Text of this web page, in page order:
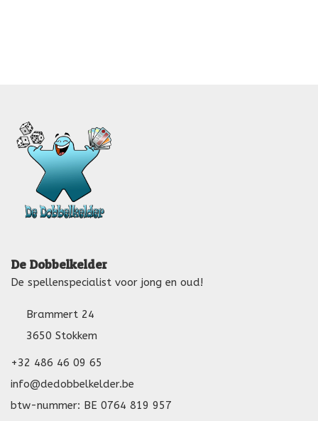
De Dobbelkelder
De spellenspecialist voor jong en oud!
Brammert 24
3650 Stokkem
+32 486 46 09 65
info@dedobbelkelder.be
btw-nummer: BE 0764 819 957